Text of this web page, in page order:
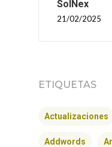
SolNex
21/02/2025
ETIQUETAS
Actualizaciones
Addwords